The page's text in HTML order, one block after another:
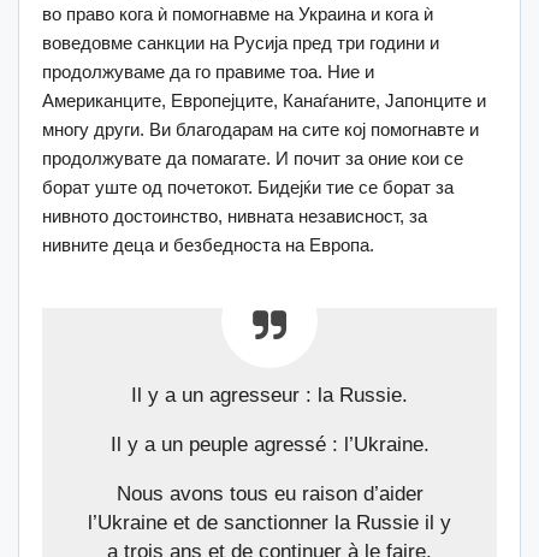
во право кога ѝ помогнавме на Украина и кога ѝ
воведовме санкции на Русија пред три години и
продолжуваме да го правиме тоа. Ние и
Американците, Европејците, Канаѓаните, Јапонците и
многу други. Ви благодарам на сите кој помогнавте и
продолжувате да помагате. И почит за оние кои се
борат уште од почетокот. Бидејќи тие се борат за
нивното достоинство, нивната независност, за
нивните деца и безбедноста на Европа.
Il y a un agresseur : la Russie.
Il y a un peuple agressé : l’Ukraine.
Nous avons tous eu raison d’aider
l’Ukraine et de sanctionner la Russie il y
a trois ans et de continuer à le faire.